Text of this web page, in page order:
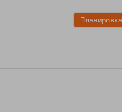
Планировка